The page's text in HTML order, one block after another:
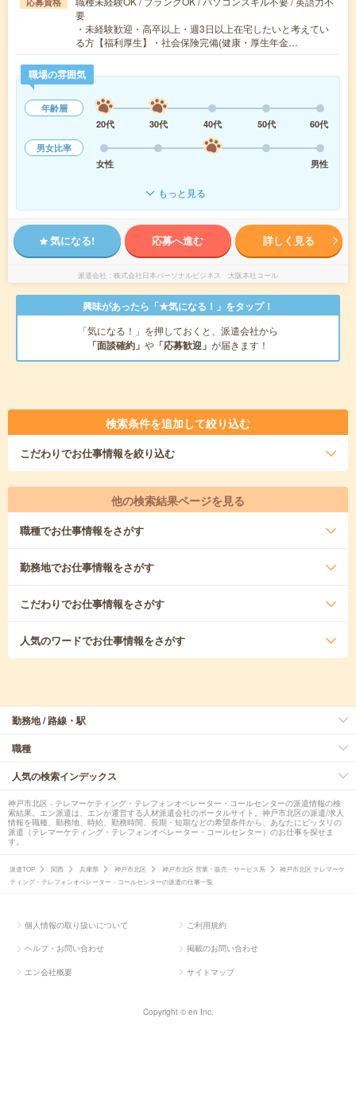
要
・未経験歓迎・高卒以上・週3日以上在宅したいと考えてい
る方【福利厚生】・社会保険完備(健康・厚生年金…
職場の雰囲気
年齢層
20代
30代 40代 50代
60代
男女比率
女性
男性
もっと見る
気になる! 応募へ進む 詳しく見る
派遣会社 株式会社日本パーソナルビジネス 大阪本社コール
興味があったら「★気になる！」をタップ！
「気になる！」を押しておくと、派遣会社から
「面談確約」 や 「応募歓迎」 が届きます！
検索条件を追加して絞り込む
こだわりでお仕事情報を絞り込む
他の検索結果ページを見る
職種でお仕事情報をさがす
勤務地でお仕事情報をさがす
こだわりでお仕事情報をさがす
人気のワードでお仕事情報をさがす
勤務地 / 路線・駅
職種
人気の検索インデックス
神戸市北区 - テレマーケティング・テレフォンオペレーター・コールセンターの派遣情報の検
索結果。エン派遣は、エンが運営する人材派遣会社のポータルサイト。神戸市北区の派遣/求人
情報を職種、勤務地、時給、勤務時間、長期・短期などの希望条件から、あなたにピッタリの
派遣（テレマーケティング・テレフォンオペレーター・コールセンター）のお仕事を探せま
す。
派遣TOP 関西 兵庫県 神戸市北区 神戸市北区 営業・販売・サービス系
神戸市北区 テレマーケ
ティング・テレフォンオペレーター・コールセンターの派遣の仕事一覧
個人情報の取り扱いについて ご利用規約
ヘルプ・お問い合わせ 掲載のお問い合わせ
エン会社概要 サイトマップ
Copyright © en Inc.